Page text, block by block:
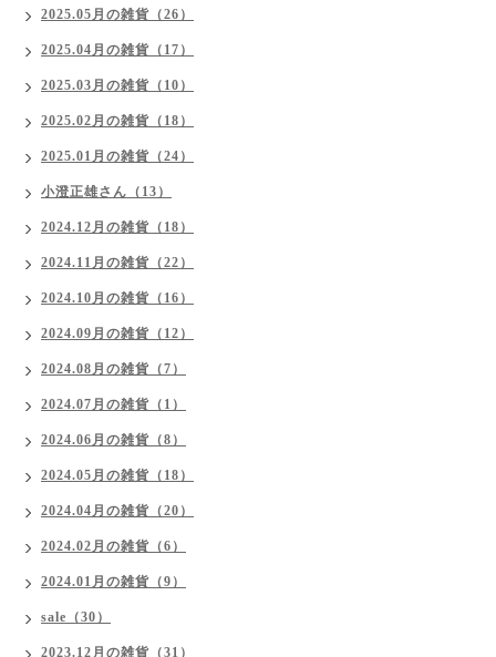
2025.05月の雑貨（26）
2025.04月の雑貨（17）
2025.03月の雑貨（10）
2025.02月の雑貨（18）
2025.01月の雑貨（24）
小澄正雄さん（13）
2024.12月の雑貨（18）
2024.11月の雑貨（22）
2024.10月の雑貨（16）
2024.09月の雑貨（12）
2024.08月の雑貨（7）
2024.07月の雑貨（1）
2024.06月の雑貨（8）
2024.05月の雑貨（18）
2024.04月の雑貨（20）
2024.02月の雑貨（6）
2024.01月の雑貨（9）
sale（30）
2023.12月の雑貨（31）